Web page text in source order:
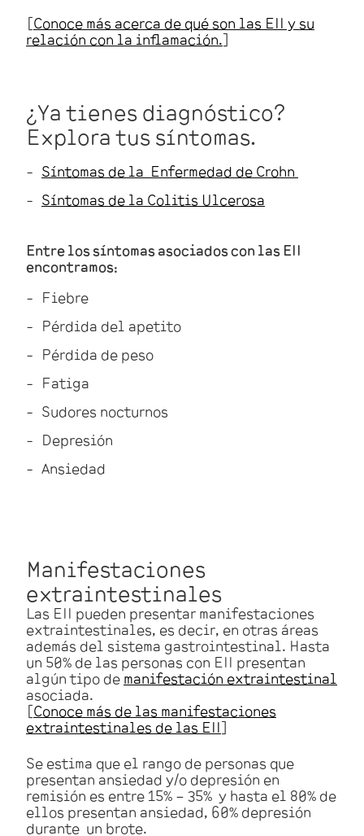
[Conoce más acerca de qué son las EII y su
relación con la inflamación.]
¿Ya tienes diagnóstico?
Explora tus síntomas.
Síntomas de la Enfermedad de Crohn
Síntomas de la Colitis Ulcerosa
Entre los síntomas asociados con las EII
encontramos:
Fiebre
Pérdida del apetito
Pérdida de peso
Fatiga
Sudores nocturnos
Depresión
Ansiedad
Manifestaciones
extraintestinales
Las EII pueden presentar manifestaciones
extraintestinales, es decir, en otras áreas
además del sistema gastrointestinal. Hasta
un 50% de las personas con EII presentan
algún tipo demanifestación extraintestinal
asociada.
[Conoce más de las manifestaciones
extraintestinales de las EII]
Se estima que el rango de personas que
presentan ansiedad y/o depresión en
remisión es entre 15% – 35% y hasta el 80% de
ellos presentan ansiedad, 60% depresión
durante un brote.